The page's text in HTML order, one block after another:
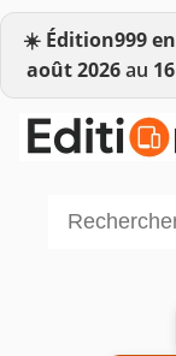
☀️ Édition999
août 2026au